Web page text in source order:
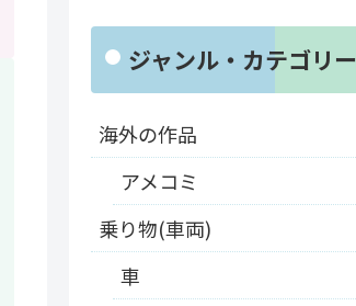
ジャンル・カテゴリー
海外の作品
アメコミ
乗り物(車両)
車